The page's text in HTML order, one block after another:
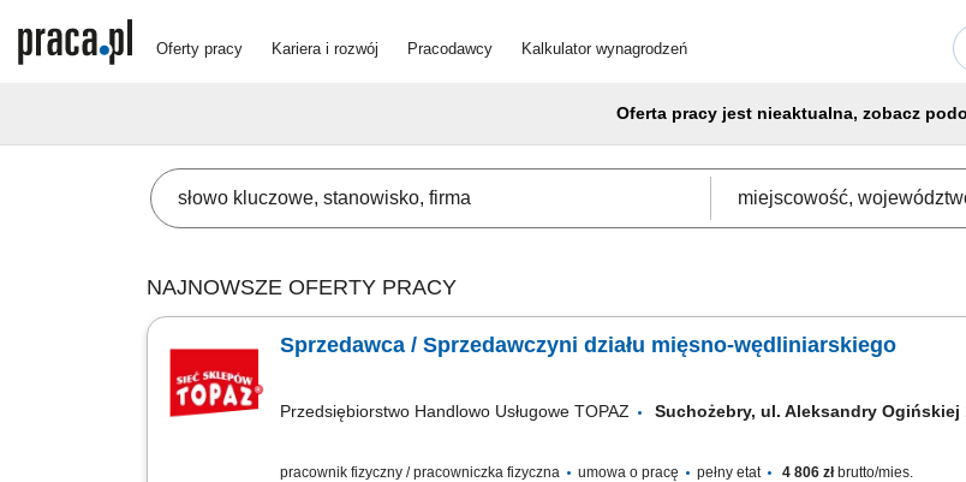
Oferty pracy Kariera i rozwój Pracodawcy Kalkulator wynagrodzeń
Oferta pracy jest nieaktualna, zobacz
NAJNOWSZE OFERTY PRACY
Sprzedawca / Sprzedawczyni działu mięsno-wędliniarskiego
Przedsiębiorstwo Handlowo Usługowe TOPAZ Suchożebry, ul. Aleksandry
pracownik fizyczny / pracowniczka fizyczna umowa o pracę pełny etat 4 806 złbrutto/mies.